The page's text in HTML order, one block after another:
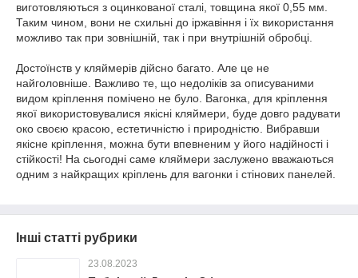
виготовляються з оцинкованої сталі, товщина якої 0,55 мм.
Таким чином, вони не схильні до іржавіння і їх використання
можливо так при зовнішній, так і при внутрішній обробці.
Достоїнств у кляймерів дійсно багато. Але це не
найголовніше. Важливо те, що недоліків за описуваними
видом кріплення помічено не було. Вагонка, для кріплення
якої використовувалися якісні кляймери, буде довго радувати
око своєю красою, естетичністю і природністю. Вибравши
якісне кріплення, можна бути впевненим у його надійності і
стійкості! На сьогодні саме кляймери заслужено вважаються
одним з найкращих кріплень для вагонки і стінових панелей.
Інші статті рубрики
23.08.2023